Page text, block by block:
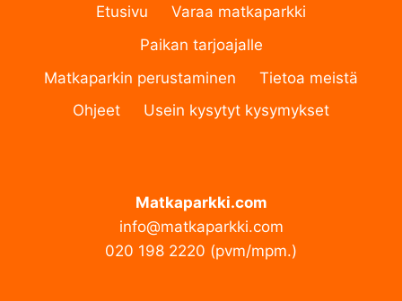
Etusivu
Varaa matkaparkki
Paikan tarjoajalle
Matkaparkin perustaminen
Tietoa meistä
Ohjeet
Usein kysytyt kysymykset
Matkaparkki.com
info@matkaparkki.com
020 198 2220 (pvm/mpm.)